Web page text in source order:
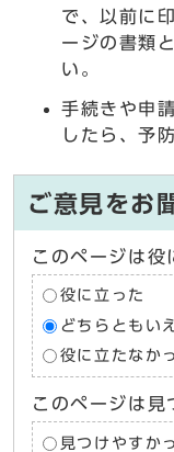
で、以前に
ージの書類
い。
手続きや申
したら、予
ご意見をお
このページは役
役に立った
どちらともい
役に立たなか
このページは見
見つけやすか